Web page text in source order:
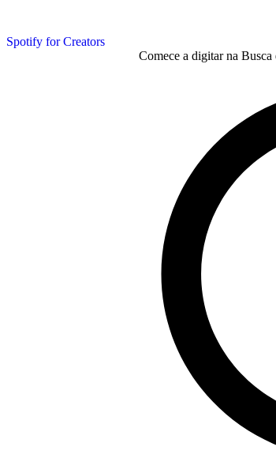
Spotify for Creators
Comece a digitar na Busca